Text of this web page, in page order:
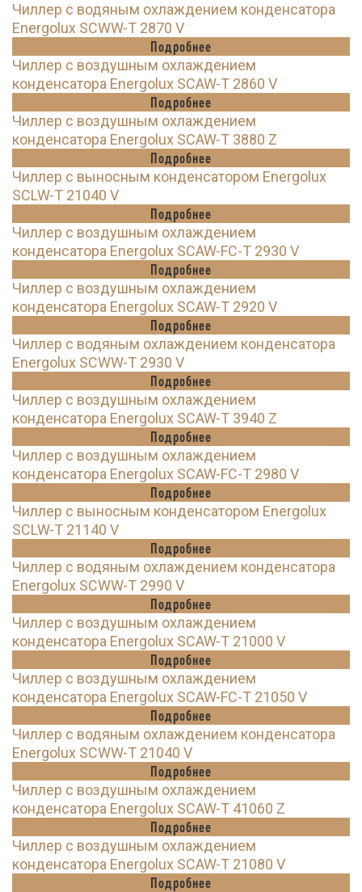
Чиллер с водяным охлаждением конденсатора
Energolux SCWW-T 2870 V
Подробнее
Чиллер с воздушным охлаждением
конденсатора Energolux SCAW-T 2860 V
Подробнее
Чиллер с воздушным охлаждением
конденсатора Energolux SCAW-T 3880 Z
Подробнее
Чиллер с выносным конденсатором Energolux
SCLW-T 21040 V
Подробнее
Чиллер с воздушным охлаждением
конденсатора Energolux SCAW-FC-T 2930 V
Подробнее
Чиллер с воздушным охлаждением
конденсатора Energolux SCAW-T 2920 V
Подробнее
Чиллер с водяным охлаждением конденсатора
Energolux SCWW-T 2930 V
Подробнее
Чиллер с воздушным охлаждением
конденсатора Energolux SCAW-T 3940 Z
Подробнее
Чиллер с воздушным охлаждением
конденсатора Energolux SCAW-FC-T 2980 V
Подробнее
Чиллер с выносным конденсатором Energolux
SCLW-T 21140 V
Подробнее
Чиллер с водяным охлаждением конденсатора
Energolux SCWW-T 2990 V
Подробнее
Чиллер с воздушным охлаждением
конденсатора Energolux SCAW-T 21000 V
Подробнее
Чиллер с воздушным охлаждением
конденсатора Energolux SCAW-FC-T 21050 V
Подробнее
Чиллер с водяным охлаждением конденсатора
Energolux SCWW-T 21040 V
Подробнее
Чиллер с воздушным охлаждением
конденсатора Energolux SCAW-T 41060 Z
Подробнее
Чиллер с воздушным охлаждением
конденсатора Energolux SCAW-T 21080 V
Подробнее